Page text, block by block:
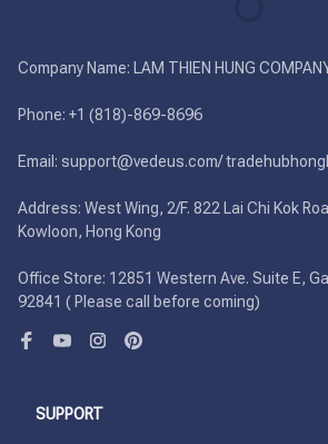
Company Name: LAM THIEN HUNG
Phone: +1 (818)-869-8696
Email: support@vedeus.com/
Address: West Wing, 2/F. 822 Lai Chi Kok
Kowloon, Hong Kong
Office Store: 12851 Western Ave. Suite E,
92841 ( Please call before coming)
SUPPORT